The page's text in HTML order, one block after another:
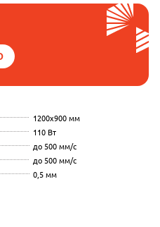
1200x900 мм
110 Вт
до 500 мм/с
до 500 мм/с
0,5 мм